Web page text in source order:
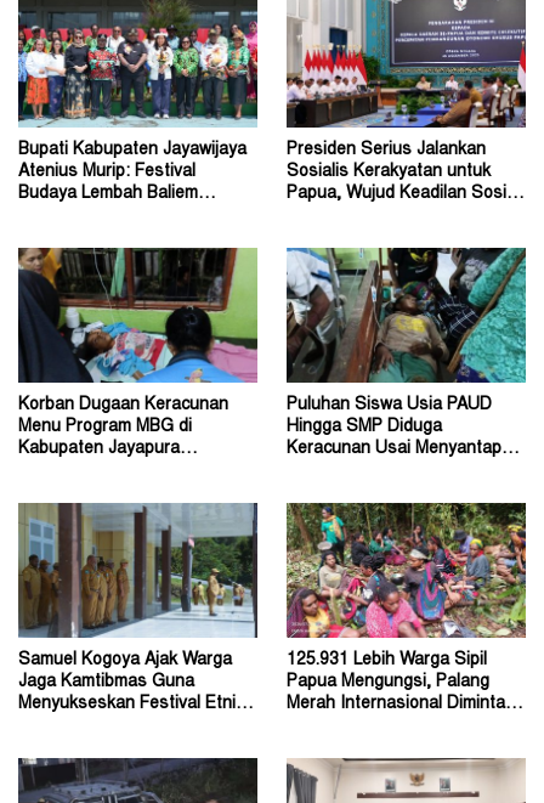
Bupati Kabupaten Jayawijaya
Atenius Murip: Festival
Budaya Lembah Baliem
Presiden Serius Jalankan
Sosialis Kerakyatan untuk
Papua, Wujud Keadilan Sosial
Korban Dugaan Keracunan
Menu Program MBG di
Kabupaten Jayapura
Puluhan Siswa Usia PAUD
Hingga SMP Diduga
Keracunan Usai Menyantap
Samuel Kogoya Ajak Warga
Jaga Kamtibmas Guna
Menyukseskan Festival Etnik
125.931 Lebih Warga Sipil
Papua Mengungsi, Palang
Merah Internasional Diminta